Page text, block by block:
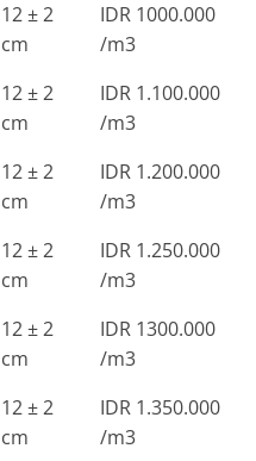
12 ± 2
cm
IDR 1000.000
/m3
12 ± 2
cm
IDR 1.100.000
/m3
12 ± 2
cm
IDR 1.200.000
/m3
12 ± 2
cm
IDR 1.250.000
/m3
12 ± 2
cm
IDR 1300.000
/m3
12 ± 2
cm
IDR 1.350.000
/m3